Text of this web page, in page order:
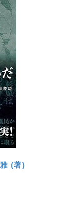
(著)